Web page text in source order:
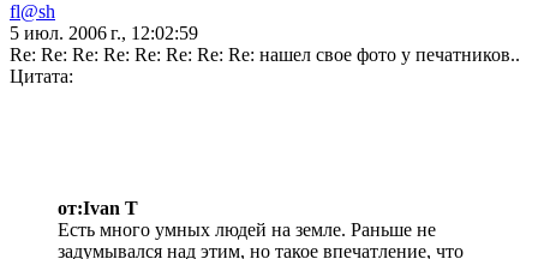
fl@sh
5 июл. 2006 г., 12:02:59
Re: Re: Re: Re: Re: Re: Re: Re: нашел свое фото у печатников..
Цитата:
от:Ivan T
Есть много умных людей на земле. Раньше не
задумывался над этим, но такое впечатление, что